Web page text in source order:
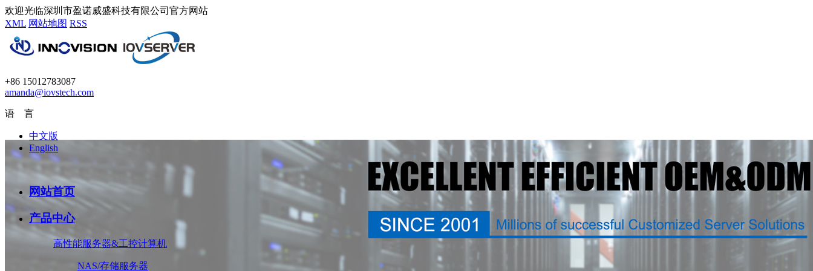
欢迎光临深圳市盈诺威盛科技有限公司官方网站
XML 网站地图 RSS
+86 15012783087
amanda@iovstech.com
语 言
中文版
English
网站首页
产品中心
高性能服务器&工控计算机
NAS/存储服务器